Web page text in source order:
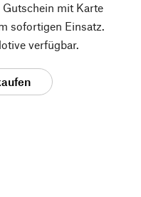
mit Karte
sofortigen Einsatz.
verfügbar.